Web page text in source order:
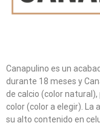
Canapulino es un
durante 18 meses y
de calcio (color
color (color a elegir).
su alto contenido en